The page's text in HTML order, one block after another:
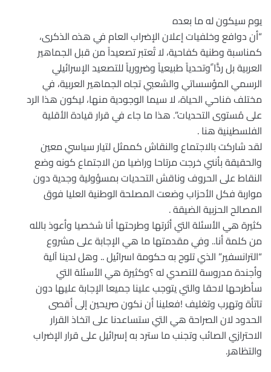
يوم سيكون له ما بعده
“أن دوافع وخلفيات إعلان الإضراب العام في هذه الذكرى،
كمناسبة وطنية كفاحية، لا تُعتبر تصعيداً من قبل الجماهير
العربية بل ردًّا ًوتحدياً طبيعياً وضرورياً للتصعيد الإسرائيلي
الرسمي المؤسساتي والشعبي تجاه الجماهير العربية، في
مختلف مَناحي الحياة، لا سيما الوجودية منها، ليكون هذا الرد
على مُستوى التحديات”. هذا ما جاء في قرار قيادة الأقلية
الفلسطينية هنا .
لقد شاركت بالاجتماع والنقاش كممثل لتيار سياسي معين
والحقيقة بأنني خرجت مرتاحا وراضيا من الاجتماع كونه وضع
النقاط على الحروف وناقش التحديات بمسؤولية وجدية دون
مواربة فكل الأحزاب وضعت المصلحة الوطنية العليا فوق
المصالح الحزبية الضيقة .
كثيرة هي الأسئلة التي أثرتها وطرحتها أنا شخصيا وأعوذ بالله
من كلمة أنا.. وفي مقدمتها ما هي الإجابة على مشروع
“الترانسفير” الذي تلوح به حكومة اسرائيل .. وهل لدينا آلية
وأجندة مدروسة للتصدي له ؟وكثيرة هي الأسئلة التي
سأطرحها لاحقا والتي يتوجب علينا جميعا الإجابة عليها دون
تاتأة وتهرب وتغليف !فعلينا أن نكون صريحين إلى أقصى
الحدود لان الصراحة هي التي ستساعدنا على اتخاذ القرار
الاحترازي الصائب وتجنب ما سترد به إسرائيل على قرار الإضراب
والتظاهر.